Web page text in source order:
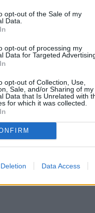
entrando de nuevo en
política de privacidad.
opt-out of the Sale of my
Data.
opt-out of processing my
Data for Targeted
opt-out of Collection, Use,
Sale, and/or Sharing of my
Data that Is Unrelated with
for which it was collected.
Data Access